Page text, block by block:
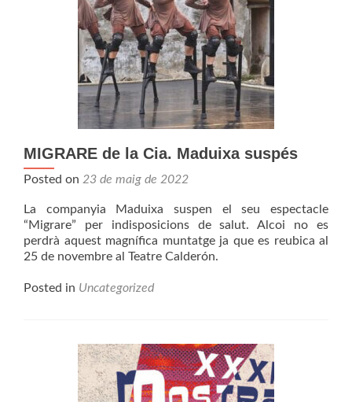
MIGRARE de la Cia. Maduixa suspés
Posted on 23 de maig de 2022
La companyia Maduixa suspen el seu espectacle
“Migrare” per indisposicions de salut. Alcoi no es
perdrà aquest magnífica muntatge ja que es reubica al
25 de novembre al Teatre Calderón.
Posted in Uncategorized